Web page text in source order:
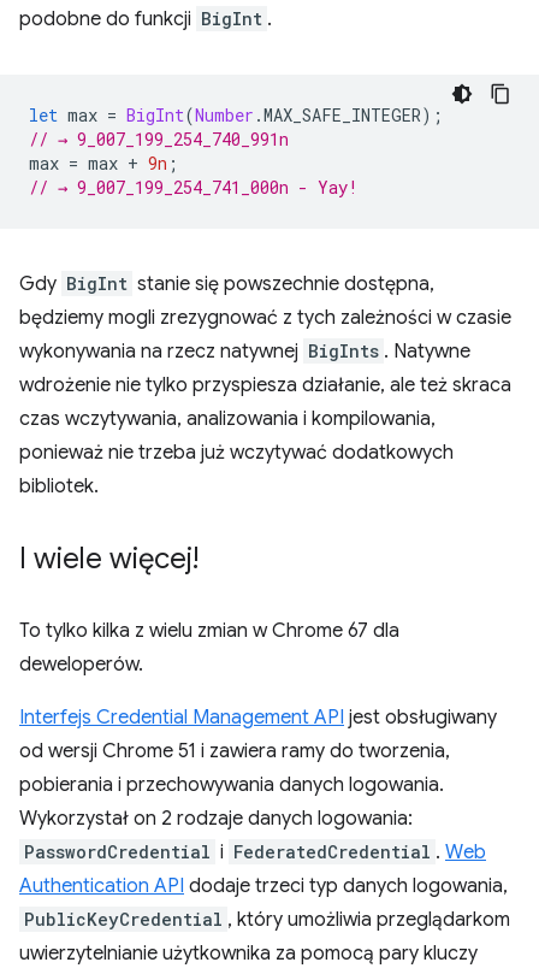
podobne do funkcji BigInt .
let max = BigInt(Number .MAX_SAFE_INTEGER);
// → 9_007_199_254_740_991n
max = max + 9n ;
// → 9_007_199_254_741_000n - Yay!
Gdy BigInt stanie się powszechnie dostępna,
będziemy mogli zrezygnować z tych zależności w czasie
wykonywania na rzecz natywnej BigInts . Natywne
wdrożenie nie tylko przyspiesza działanie, ale też skraca
czas wczytywania, analizowania i kompilowania,
ponieważ nie trzeba już wczytywać dodatkowych
bibliotek.
I wiele więcej!
To tylko kilka z wielu zmian w Chrome 67 dla
deweloperów.
Interfejs Credential Management API jest obsługiwany
od wersji Chrome 51 i zawiera ramy do tworzenia,
pobierania i przechowywania danych logowania.
Wykorzystał on 2 rodzaje danych logowania:
PasswordCredential i FederatedCredential . Web
Authentication API dodaje trzeci typ danych logowania,
PublicKeyCredential , który umożliwia przeglądarkom
uwierzytelnianie użytkownika za pomocą pary kluczy